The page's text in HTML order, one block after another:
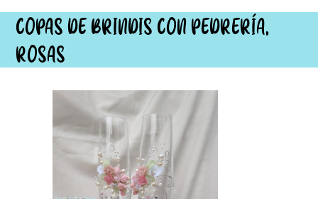
COPAS DE BRINDIS CON PEDRERÍA,
ROSAS